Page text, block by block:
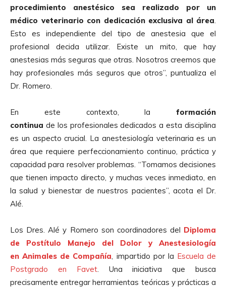
procedimiento anestésico sea realizado por un
médico veterinario con dedicación exclusiva al área
Esto es independiente del tipo deanestesia que el
profesional decida utilizar. Existe un mito, que hay
anestesias más seguras que otras. Nosotros creemos que
hay profesionales más seguros que otros”, puntualiza el
Dr. Romero.
En este contexto, la formación
continua de los profesionales dedicados a esta disciplina
es un aspecto crucial. La anestesiología veterinaria es un
área que requiere perfeccionamiento continuo, práctica y
capacidad para resolver problemas. “Tomamos decisiones
que tienen impacto directo, y muchas veces inmediato, en
la salud y bienestar de nuestros pacientes”, acota el Dr.
Alé.
Los Dres. Alé y Romero son coordinadores del Diploma
de Postítulo Manejo del Dolor y Anestesiología
enAnimales de Compañía , impartido por la Escuela de
Postgrado en Favet. Una iniciativa que busca
precisamente entregar herramientas teóricas y prácticas a